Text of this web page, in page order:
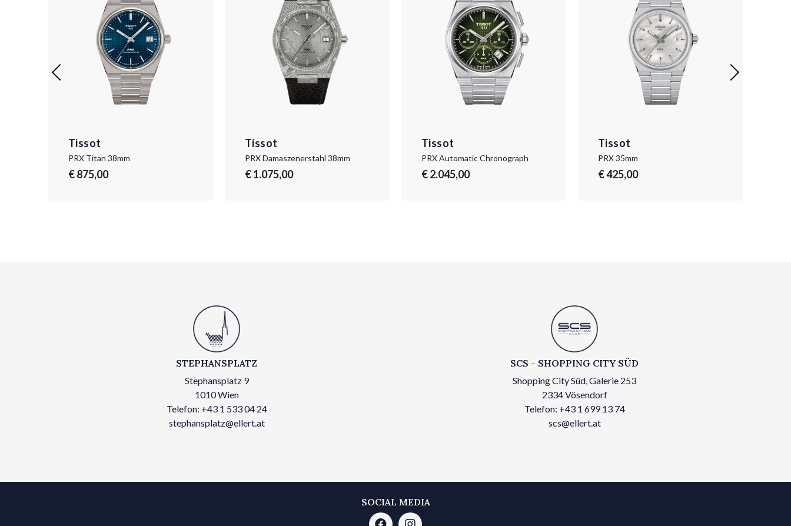
Tissot
PRX Titan 38mm
€ 875,00
Tissot
PRX Damaszenerstahl 38mm
€ 1.075,00
Tissot
PRX Automatic Chronograph
€ 2.045,00
Tissot
PRX 35mm
€ 425,00
STEPHANSPLATZ
Stephansplatz 9
1010 Wien
Telefon: +43 1 533 04 24
stephansplatz@ellert.at
SCS - SHOPPING CITY SÜD
Shopping City Süd, Galerie 253
2334 Vösendorf
Telefon: +43 1 699 13 74
scs@ellert.at
SOCIAL MEDIA